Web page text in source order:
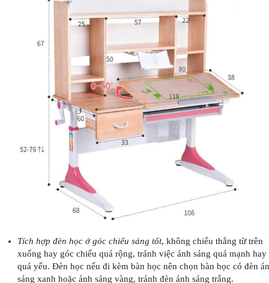
Tích hợp đèn học ở góc chiếu sáng tốt, không chiếu thẳng từ trên
xuống hay góc chiếu quá rộng, tránh việc ánh sáng quá mạnh hay
quá yếu. Đèn học nếu đi kèm bàn học nên chọn bàn học có đèn
sáng xanh hoặc ánh sáng vàng, tránh đèn ánh sáng trắng.